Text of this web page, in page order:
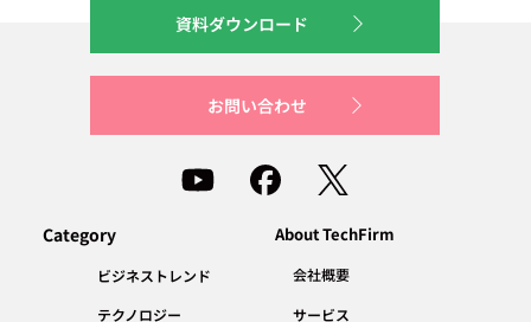
資料ダウンロード
お問い合わせ
Category
ビジネストレンド
テクノロジー
About TechFirm
会社概要
サービス